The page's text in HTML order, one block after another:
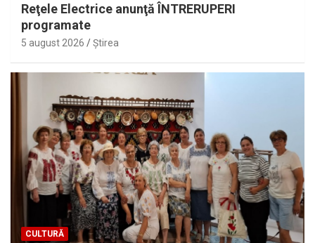
Reţele Electrice anunţă ÎNTRERUPERI
programate
5 august 2026 Ştirea
CULTURĂ